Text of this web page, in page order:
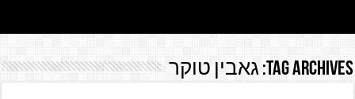
Tag Archives: גאבין טוקר